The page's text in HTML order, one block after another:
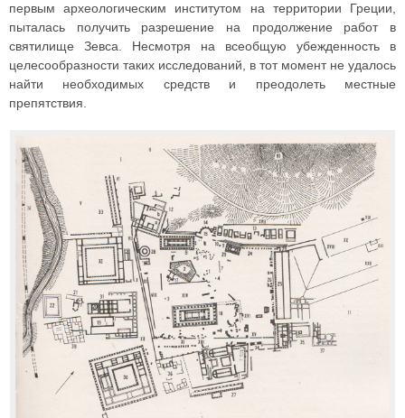
первым археологическим институтом на территории Греции,
пыталась получить разрешение на продолжение работ в
святилище Зевса. Несмотря на всеобщую убежденность в
целесообразности таких исследований, в тот момент не удалось
найти необходимых средств и преодолеть местные
препятствия.